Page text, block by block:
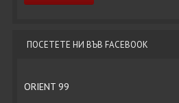
ПОСЕТЕТЕ НИ ВЪВ FACEBOOK
ORIENT 99